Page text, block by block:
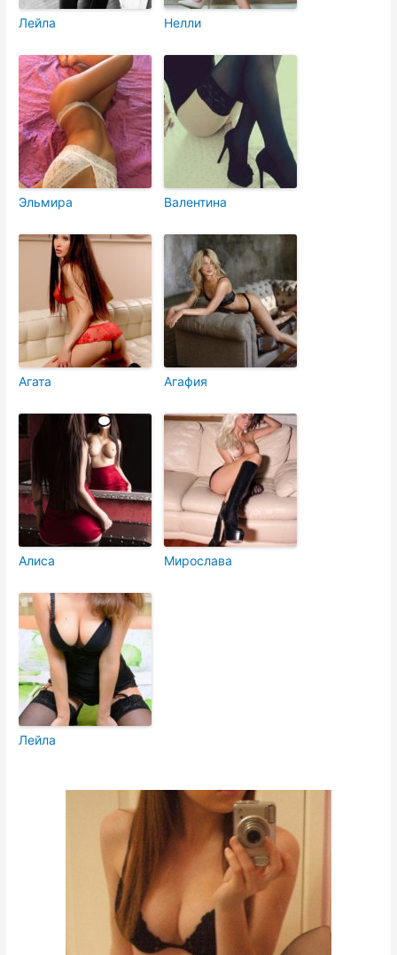
Лейла Нелли
Эльмира Валентина
Агата Агафия
Алиса Мирослава
Лейла